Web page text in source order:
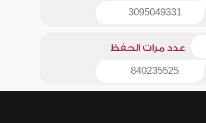
3095049331
عدد مرات الحفظ
840235525